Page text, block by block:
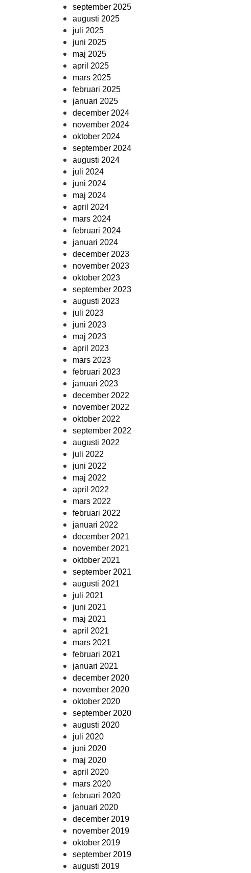
september 2025
augusti 2025
juli 2025
juni 2025
maj 2025
april 2025
mars 2025
februari 2025
januari 2025
december 2024
november 2024
oktober 2024
september 2024
augusti 2024
juli 2024
juni 2024
maj 2024
april 2024
mars 2024
februari 2024
januari 2024
december 2023
november 2023
oktober 2023
september 2023
augusti 2023
juli 2023
juni 2023
maj 2023
april 2023
mars 2023
februari 2023
januari 2023
december 2022
november 2022
oktober 2022
september 2022
augusti 2022
juli 2022
juni 2022
maj 2022
april 2022
mars 2022
februari 2022
januari 2022
december 2021
november 2021
oktober 2021
september 2021
augusti 2021
juli 2021
juni 2021
maj 2021
april 2021
mars 2021
februari 2021
januari 2021
december 2020
november 2020
oktober 2020
september 2020
augusti 2020
juli 2020
juni 2020
maj 2020
april 2020
mars 2020
februari 2020
januari 2020
december 2019
november 2019
oktober 2019
september 2019
augusti 2019